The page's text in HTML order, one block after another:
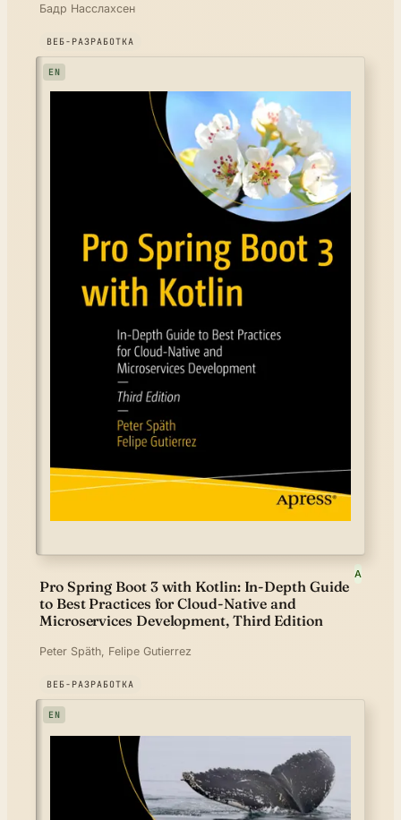
Бадр Насслахсен
ВЕБ-РАЗРАБОТКА
EN
Pro Spring Boot 3 with Kotlin: In-Depth Guide
to Best Practices for Cloud-Native and
Microservices Development, Third Edition
A
Peter Späth, Felipe Gutierrez
ВЕБ-РАЗРАБОТКА
EN